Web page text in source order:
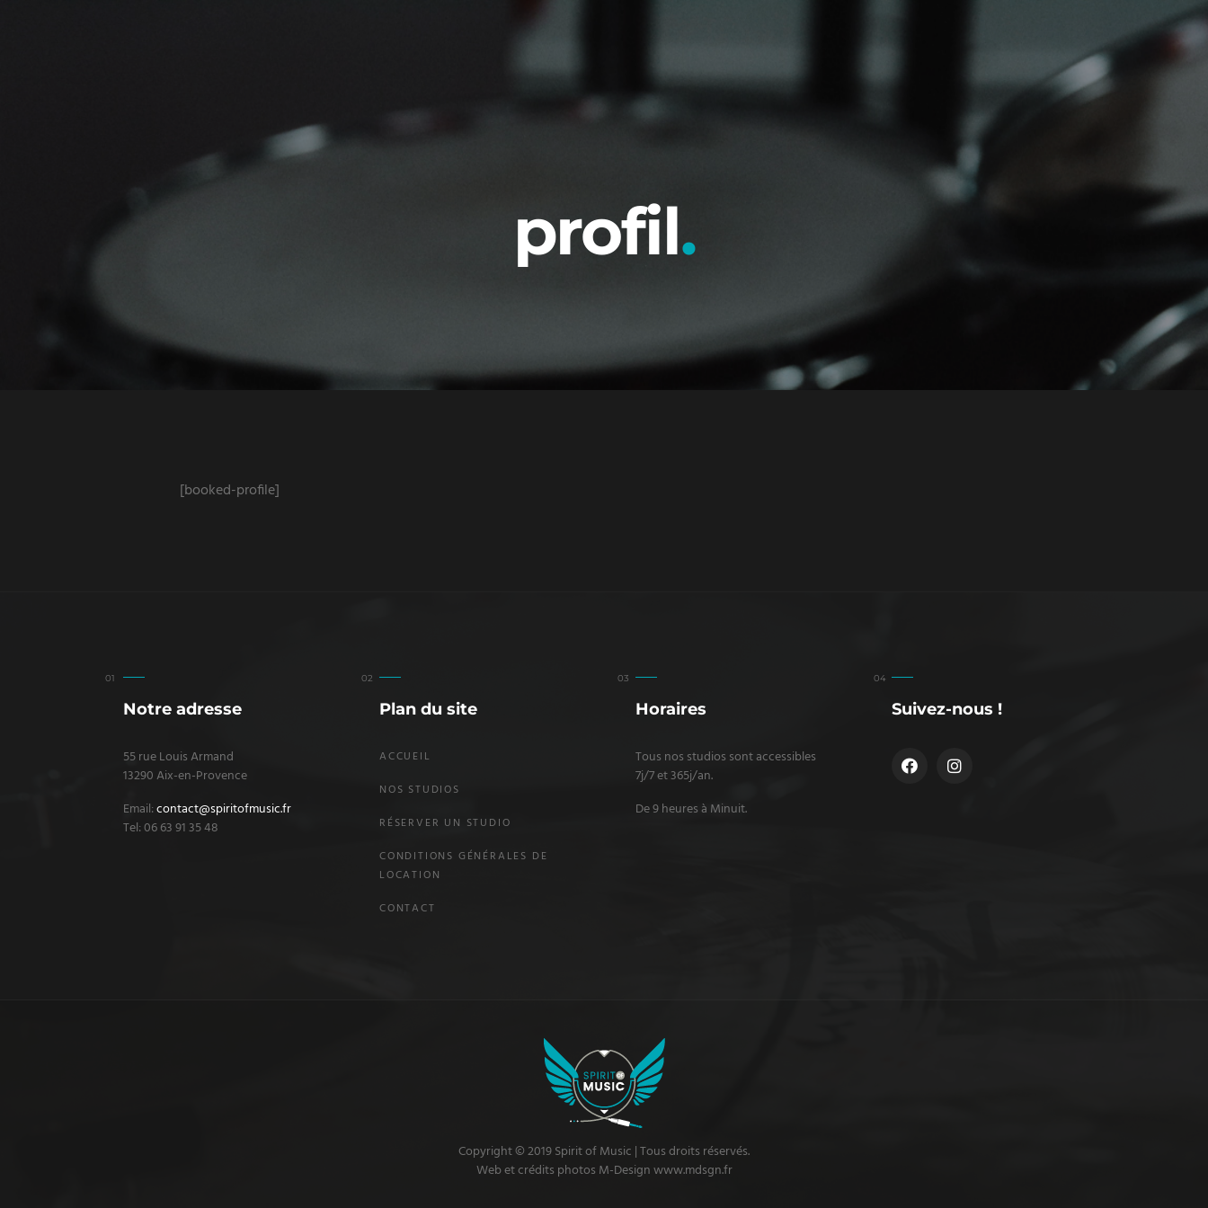
profil
[booked-profile]
Notre adresse
55 rue Louis Armand
13290 Aix-en-Provence
Email:contact@spiritofmusic.fr
Tel: 06 63 91 35 48
Plan du site
ACCUEIL
NOS STUDIOS
RÉSERVER UN STUDIO
CONDITIONS GÉNÉRALES DE
LOCATION
CONTACT
Horaires
Tous nos studios sont accessibles
7j/7 et 365j/an.
De 9 heures à Minuit.
Suivez-nous !
Copyright © 2019 Spirit of Music | Tous droits réservés.
Web et crédits photos M-Design www.mdsgn.fr